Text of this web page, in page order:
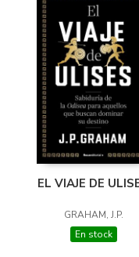
EL VIAJE DE
GRAHAM, J.P.
En stock